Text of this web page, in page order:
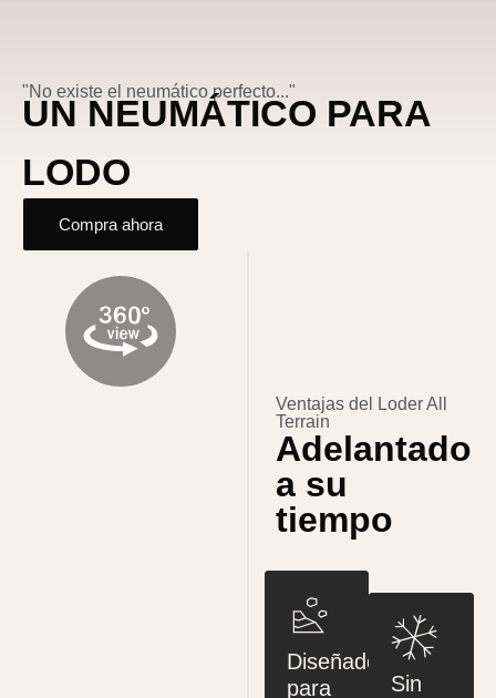
"No existe el neumático perfecto..."
UN NEUMÁTICO PARA
LODO
Compra ahora
Ventajas del Loder All
Terrain
Adelantado
a su
tiempo
Diseñado
para
Sin